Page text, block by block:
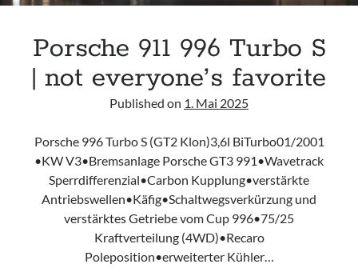
Porsche 911 996 Turbo S
| not everyone’s favorite
Published on 1. Mai 2025
Porsche 996 Turbo S (GT2 Klon)3,6l BiTurbo01/2001
•KW V3•Bremsanlage Porsche GT3 991•Wavetrack
Sperrdifferenzial•Carbon Kupplung•verstärkte
Antriebswellen•Käfig•Schaltwegsverkürzung und
verstärktes Getriebe vom Cup 996•75/25
Kraftverteilung (4WD)•Recaro
Poleposition•erweiterter Kühler…